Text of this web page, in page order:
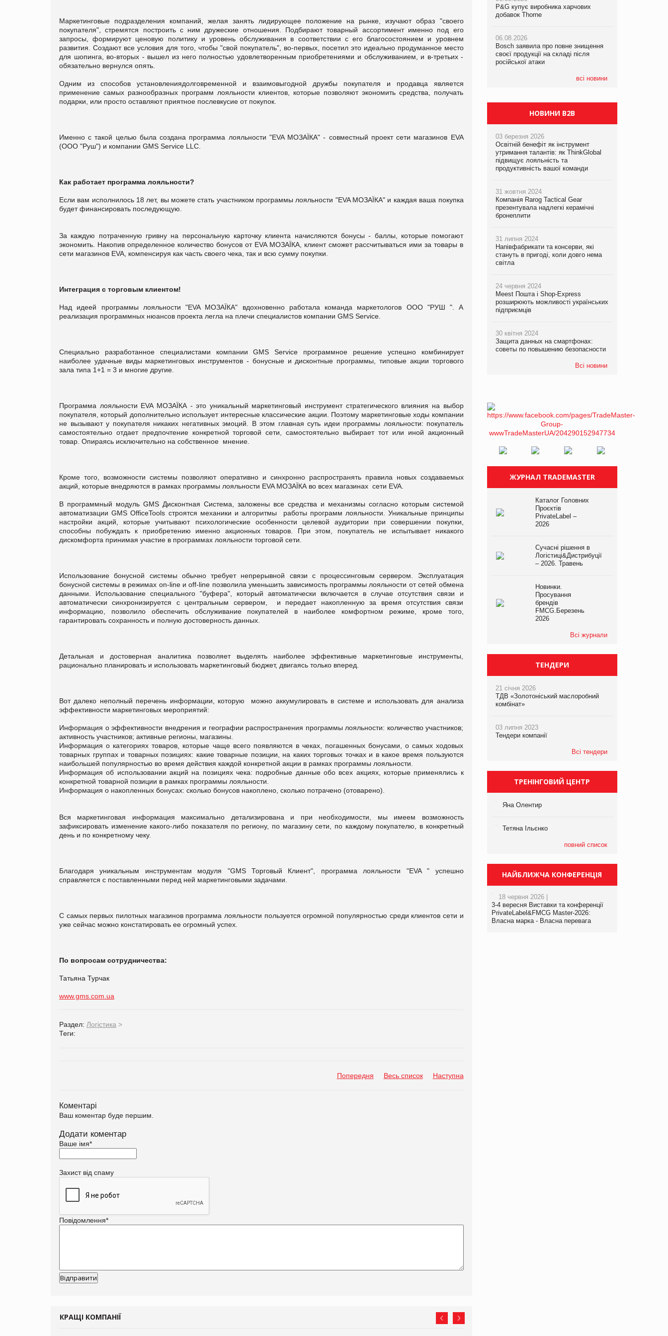
Маркетинговые подразделения компаний, желая занять лидирующее положение на рынке, изучают образ "своего
покупателя", стремятся построить с ним дружеские отношения. Подбирают товарный ассортимент именно под его
запросы, формируют ценовую политику и уровень обслуживания в соответствии с его благосостоянием и уровнем
развития. Создают все условия для того, чтобы "свой ​​покупатель", во-первых, посетил это идеально продуманное место
для шопинга, во-вторых - вышел из него полностью удовлетворенным приобретениями и обслуживанием, и в-третьих -
обязательно вернулся опять.
Одним из способов установлениядолговременной и взаимовыгодной дружбы покупателя и продавца является
применение самых разнообразных программ лояльности клиентов, которые позволяют экономить средства, получать
подарки, или просто оставляют приятное послевкусие от покупок.
Именно с такой целью была создана программа лояльности "ЕVA МОЗАЇКА" - совместный проект сети магазинов EVA
(ООО "Руш") и компании GMS Service LLC.
Как работает программа лояльности?
Если вам исполнилось 18 лет, вы можете стать участником программы лояльности "EVA МОЗАЇКА" и каждая ваша покупка
будет финансировать последующую.
За каждую потраченную гривну на персональную карточку клиента начисляются бонусы - баллы, которые помогают
экономить. Накопив определенное количество бонусов от EVA МОЗАЇКА, клиент сможет рассчитываться ими за товары в
сети магазинов EVA, компенсируя как часть своего чека, так и всю сумму покупки.
Интеграция с торговым клиентом!
Над идеей программы лояльности "EVA МОЗАЇКА" вдохновенно работала команда маркетологов ООО "РУШ ". А
реализация программных нюансов проекта легла на плечи специалистов компании GMS Service.
Специально разработанное специалистами компании GMS Service программное решение успешно комбинирует
наиболее удачные виды маркетинговых инструментов - бонусные и дисконтные программы, типовые акции торгового
зала типа 1+1 = 3 и многие другие.
Программа лояльности EVA МОЗАЇКА - это уникальный маркетинговый инструмент стратегического влияния на выбор
покупателя, который дополнительно использует интересные классические акции. Поэтому маркетинговые ходы компании
не вызывают у покупателя никаких негативных эмоций. В этом главная суть идеи программы лояльности: покупатель
самостоятельно отдает предпочтение конкретной торговой сети, самостоятельно выбирает тот или иной акционный
товар. Опираясь исключительно на собственное мнение.
Кроме того, возможности системы позволяют оперативно и синхронно распространять правила новых создаваемых
акций, которые внедряются в рамках программы лояльности EVA МОЗАЇКА во всех магазинах сети EVA.
В программный модуль GMS Дисконтная Система, заложены все средства и механизмы согласно которым системой
автоматизации GMS OfficeTools строятся механики и алгоритмы работы программ лояльности. Уникальные принципы
настройки акций, которые учитывают психологические особенности целевой аудитории при совершении покупки,
способны побуждать к приобретению именно акционных товаров. При этом, покупатель не испытывает никакого
дискомфорта принимая участие в программах лояльности торговой сети.
Использование бонусной системы обычно требует непрерывной связи с процессинговым сервером. Эксплуатация
бонусной системы в режимах on-line и off-line позволила уменьшить зависимость программы лояльности от сетей обмена
данными. Использование специального "буфера", который автоматически включается в случае отсутствия связи и
автоматически синхронизируется с центральным сервером, и передает накопленную за время отсутствия связи
информацию, позволило обеспечить обслуживание покупателей в наиболее комфортном режиме, кроме того,
гарантировать сохранность и полную достоверность данных.
Детальная и достоверная аналитика позволяет выделять наиболее эффективные маркетинговые инструменты,
рационально планировать и использовать маркетинговый бюджет, двигаясь только вперед.
Вот далеко неполный перечень информации, которую можно аккумулировать в системе и использовать для анализа
эффективности маркетинговых мероприятий:
Информация о эффективности внедрения и географии распространения программы лояльности: количество участников;
активность участников; активные регионы, магазины.
Информация о категориях товаров, которые чаще всего появляются в чеках, погашенных бонусами, о самых ходовых
товарных группах и товарных позициях: какие товарные позиции, на каких торговых точках и в какое время пользуются
наибольшей популярностью во время действия каждой конкретной акции в рамках программы лояльности.
Информация об использовании акций на позициях чека: подробные данные обо всех акциях, которые применялись к
конкретной товарной позиции в рамках программы лояльности.
Информация о накопленных бонусах: сколько бонусов накоплено, сколько потрачено (отоварено).
Вся маркетинговая информация максимально детализирована и при необходимости, мы имеем возможность
зафиксировать изменение какого-либо показателя по региону, по магазину сети, по каждому покупателю, в конкретный
день и по конкретному чеку.
Благодаря уникальным инструментам модуля "GMS Торговый Клиент", программа лояльности "EVA " успешно
справляется с поставленными перед ней маркетинговыми задачами.
С самых первых пилотных магазинов программа лояльности пользуется огромной популярностью среди клиентов сети и
уже сейчас можно констатировать ее огромный успех.
По вопросам сотрудничества:
Татьяна Турчак
www.gms.com.ua
Раздел: Логістика >
Теги:
Попередня Весь список Наступна
Коментарі
Ваш коментар буде першим.
Додати коментар
Ваше імя*
Захист від спаму
Повідомлення*
КРАЩІ КОМПАНІЇ
P&G купує виробника харчових
добавок Thorne
06.08.2026
Bosch заявила про повне знищення
своєї продукції на складі після
російської атаки
всі новини
у VARUS з’явилися новинки від ТМ
ТОКЕРИ
Сергій Лісунов про заморожені
P&G купує виробника харчових
добавок Thorne
06.08.2026
Bosch заявила про повне знищення
своєї продукції на складі після
російської атаки
НОВИНИ B2B
03 березня 2026
Освітній бенефіт як інструмент
утримання талантів: як ThinkGlobal
підвищує лояльність та
продуктивність вашої команди
31 жовтня 2024
Компанія Rarog Tactical Gear
презентувала надлегкі керамічні
бронеплити
31 липня 2024
Напівфабрикати та консерви, які
стануть в пригоді, коли довго нема
світла
24 червня 2024
Meest Пошта і Shop-Express
розширюють можливості українських
підприємців
30 квітня 2024
Защита данных на смартфонах:
советы по повышению безопасности
Всі новини
ЖУРНАЛ TRADEMASTER
Каталог Головних
Проєктів
PrivateLabel –
2026
Сучасні рішення в
Логістиці&Дистрибуції
– 2026. Травень
Новинки.
Просування
брендів
FMCG.Березень
2026
Всі журнали
ТЕНДЕРИ
21 січня 2026
ТДВ «Золотоніський маслоробний
комбінат»
03 липня 2023
Тендери компанії
Всі тендери
ТРЕНІНГОВИЙ ЦЕНТР
Яна Олентир
Тетяна Ільєнко
повний список
НАЙБЛИЖЧА КОНФЕРЕНЦІЯ
18 червня 2026 |
3-4 вересня Виставки та конференції
PrivateLabel&FMCG Master-2026:
Власна марка - Власна перевага